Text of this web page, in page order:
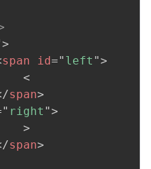
>
span id=" left ">
<
span>
" right ">
>
span>